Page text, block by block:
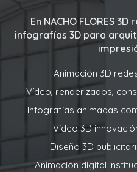
En NACHO FLORES 3D
infografías 3D para
Animación 3D
Vídeo, renderizados,
Infografías animadas
Vídeo 3D
Diseño 3D
Animación digital